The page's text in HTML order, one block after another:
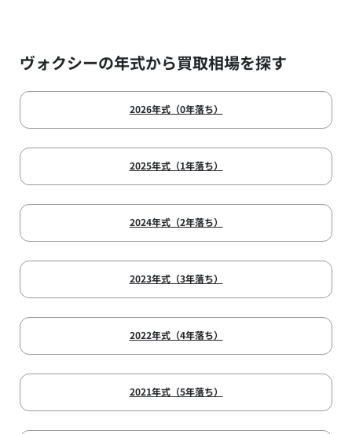
ヴォクシーの年式から買取相場を探す
2026年式（0年落ち）
2025年式（1年落ち）
2024年式（2年落ち）
2023年式（3年落ち）
2022年式（4年落ち）
2021年式（5年落ち）